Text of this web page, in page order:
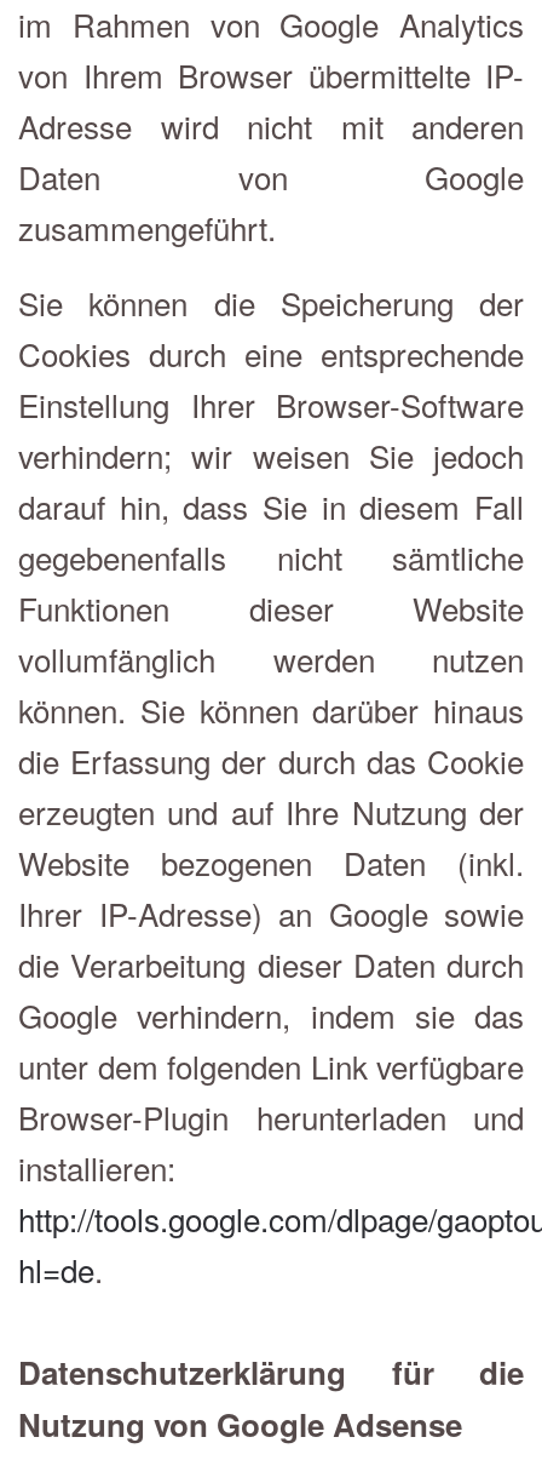
im Rahmen von Google Analytics
von Ihrem Browser übermittelte IP-
Adresse wird nicht mit anderen
Daten von Google
zusammengeführt.
Sie können die Speicherung der
Cookies durch eine entsprechende
Einstellung Ihrer Browser-Software
verhindern; wir weisen Sie jedoch
darauf hin, dass Sie in diesem Fall
gegebenenfalls nicht sämtliche
Funktionen dieser Website
vollumfänglich werden nutzen
können. Sie können darüber hinaus
die Erfassung der durch das Cookie
erzeugten und auf Ihre Nutzung der
Website bezogenen Daten (inkl.
Ihrer IP-Adresse) an Google sowie
die Verarbeitung dieser Daten durch
Google verhindern, indem sie das
unter dem folgenden Link verfügbare
Browser-Plugin herunterladen und
installieren:
http://tools.google.com/dlpage/
hl=de.
Datenschutzerklärung für die
Nutzung von Google Adsense